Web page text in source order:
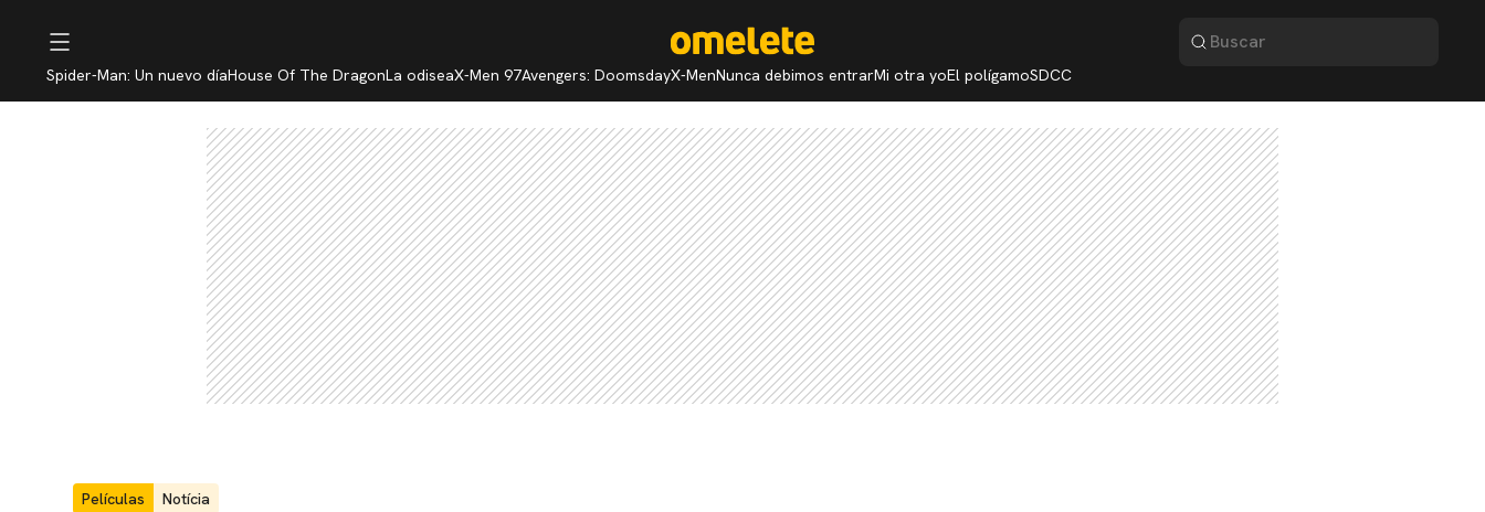
Spider-Man: Un nuevo díaHouse Of The DragonLa odiseaX-Men 97Avengers: DoomsdayX-MenNunca debimos entrarMi otra yoEl polígamoSDCC
Películas Notícia